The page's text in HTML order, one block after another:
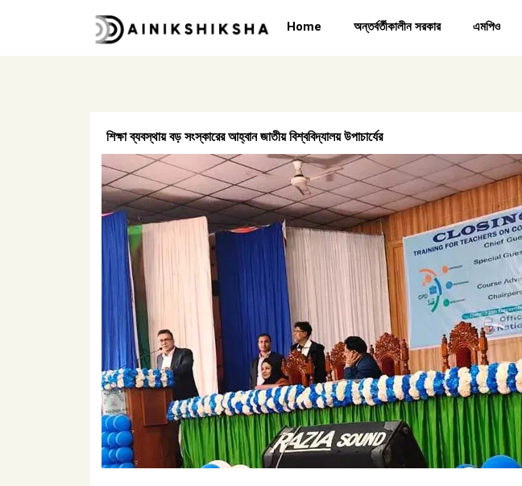
Home অন্তর্বর্তীকালীন সরকার এমপিও
শিক্ষা ব্যবস্থায় বড় সংস্কারের আহ্বান জাতীয় বিশ্ববিদ্যালয় উপাচার্যের